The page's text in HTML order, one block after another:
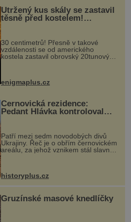
Utržený kus skály se zastavil
těsně před kostelem!
Ochránila ho boží síla?
30 centimetrů! Přesně v takové
vzdálenosti se od amerického
kostela zastavil obrovský 20tunový
...
enigmaplus.cz
Černovická rezidence:
Pedant Hlávka kontroloval
Patří mezi sedm novodobých divů
Ukrajiny. Řeč je o obřím černovickém
areálu, za jehož vznikem stál slavný
český architekt Josef Hlávka. Ten si
na něm dal mimořádně záležet. Jeho
historyplus.cz
Gruzínské masové knedlíčky